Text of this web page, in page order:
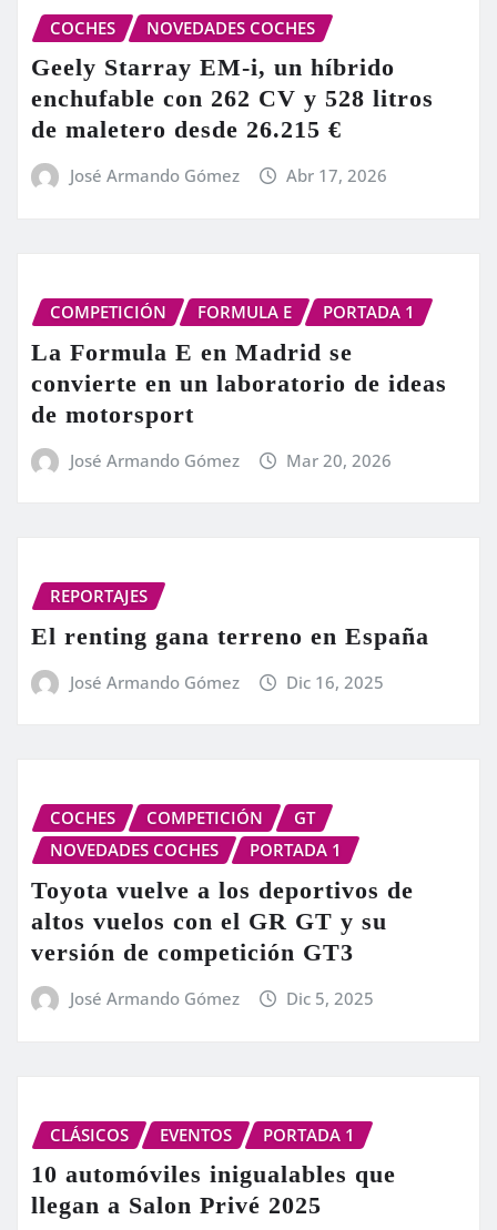
COCHES NOVEDADES COCHES
Geely Starray EM-i, un híbrido
enchufable con 262 CV y 528 litros
de maletero desde 26.215 €
José Armando Gómez Abr 17, 2026
COMPETICIÓN FORMULA E PORTADA 1
La Formula E en Madrid se
convierte en un laboratorio de ideas
de motorsport
José Armando Gómez Mar 20, 2026
REPORTAJES
El renting gana terreno en España
José Armando Gómez Dic 16, 2025
COCHES COMPETICIÓN
GT
NOVEDADES COCHES
PORTADA 1
Toyota vuelve a los deportivos de
altos vuelos con el GR GT y su
versión de competición GT3
José Armando Gómez Dic 5, 2025
CLÁSICOS EVENTOS PORTADA 1
10 automóviles inigualables que
llegan a Salon Privé 2025